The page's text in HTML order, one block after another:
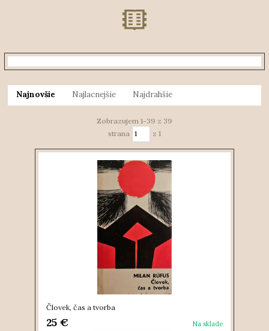
Najnovšie Najlacnejšie Najdrahšie
Zobrazujem 1-39 z 39
strana
z 1
Človek, čas a tvorba
25 € Na sklade